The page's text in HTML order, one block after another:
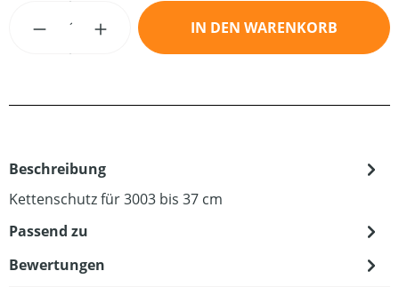
Produkt Anzahl: Gib den gewünschten
IN DEN WARENKORB
Beschreibung
Kettenschutz für 3003 bis 37 cm
Passend zu
Bewertungen